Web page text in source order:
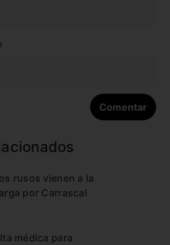
rusos vienen a la
por Carrascal
médica para